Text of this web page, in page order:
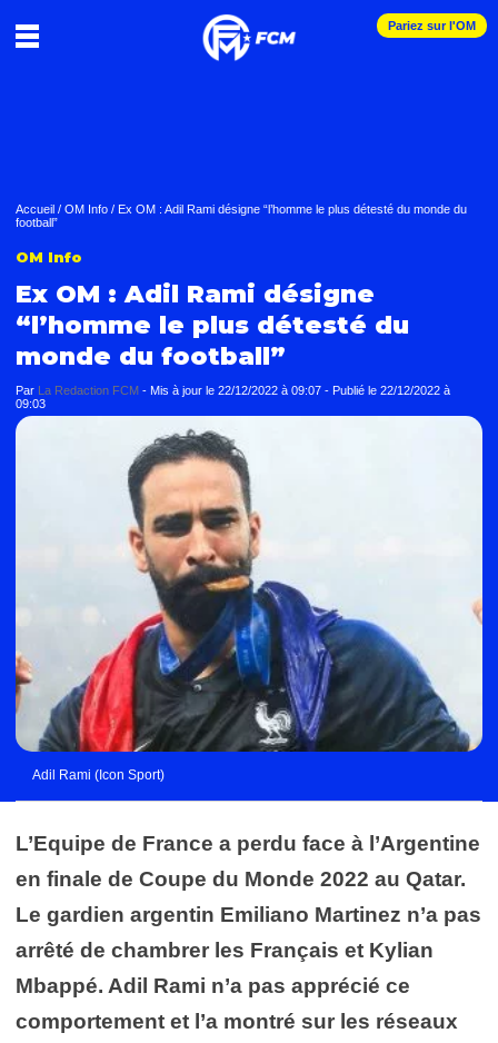
Pariez sur l'OM
Accueil / OM Info / Ex OM : Adil Rami désigne “l’homme le plus détesté du monde du
football”
OM Info
Ex OM : Adil Rami désigne
“l’homme le plus détesté du
monde du football”
Par La Redaction FCM - Mis à jour le 22/12/2022 à 09:07 - Publié le 22/12/2022 à
09:03
Adil Rami (Icon Sport)
L’Equipe de France a perdu face à l’Argentine
en finale de Coupe du Monde 2022 au Qatar.
Le gardien argentin Emiliano Martinez n’a pas
arrêté de chambrer les Français et Kylian
Mbappé. Adil Rami n’a pas apprécié ce
comportement et l’a montré sur les réseaux